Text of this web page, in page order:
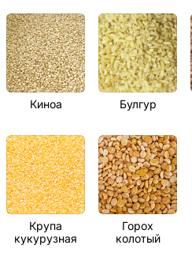
Киноа Булгур
Крупа
кукурузная
Горох
колотый